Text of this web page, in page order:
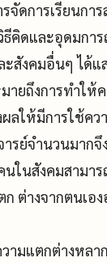
ดการเรียนกา
ธีคิดและอุดมก
ะสังคมอื่นๆ ได้
ายถึงการทำให้
ลให้มีการใช้คว
รย์จำนวนมากจึ
นสังคมสามาร
ต่างจากตนเอง
มแตกต่างหลา